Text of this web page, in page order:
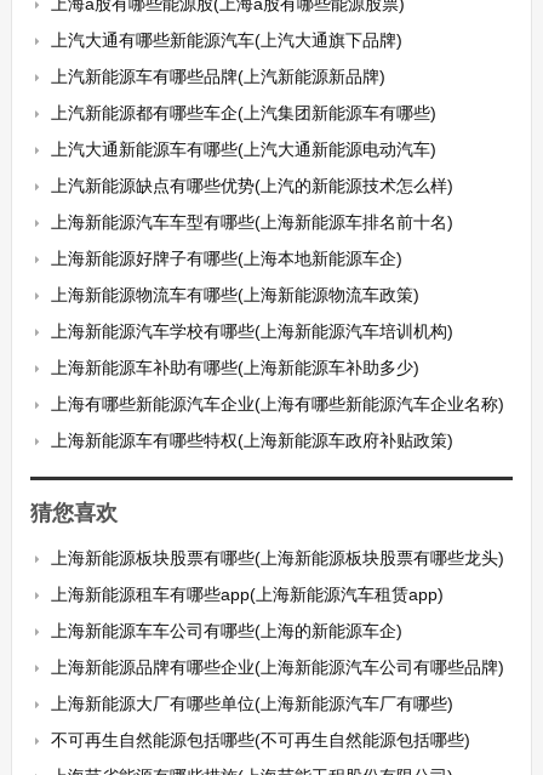
上汽大通有哪些新能源汽车(上汽大通旗下品牌)
上汽新能源车有哪些品牌(上汽新能源新品牌)
上汽新能源都有哪些车企(上汽集团新能源车有哪些)
上汽大通新能源车有哪些(上汽大通新能源电动汽车)
上汽新能源缺点有哪些优势(上汽的新能源技术怎么样)
上海新能源汽车车型有哪些(上海新能源车排名前十名)
上海新能源好牌子有哪些(上海本地新能源车企)
上海新能源物流车有哪些(上海新能源物流车政策)
上海新能源汽车学校有哪些(上海新能源汽车培训机构)
上海新能源车补助有哪些(上海新能源车补助多少)
上海有哪些新能源汽车企业(上海有哪些新能源汽车企业名称)
上海新能源车有哪些特权(上海新能源车政府补贴政策)
猜您喜欢
上海新能源板块股票有哪些(上海新能源板块股票有哪些龙头)
上海新能源租车有哪些app(上海新能源汽车租赁app)
上海新能源车车公司有哪些(上海的新能源车企)
上海新能源品牌有哪些企业(上海新能源汽车公司有哪些品牌)
上海新能源大厂有哪些单位(上海新能源汽车厂有哪些)
不可再生自然能源包括哪些(不可再生自然能源包括哪些)